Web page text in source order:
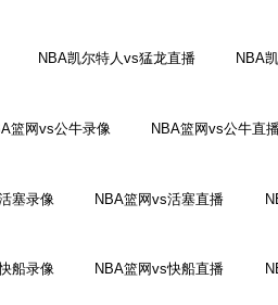
NBA凯尔特人vs猛龙直播 NBA
篮网vs公牛录像 NBA篮网vs公牛直播
塞录像 NBA篮网vs活塞直播
船录像 NBA篮网vs快船直播